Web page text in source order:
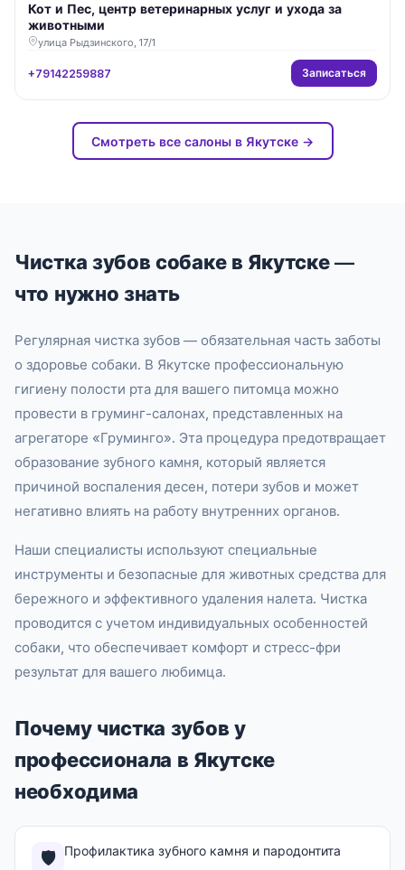
Кот и Пес, центр ветеринарных услуг и ухода за
животными
улица Рыдзинского, 17/1
+79142259887 Записаться
Смотреть все салоны в Якутске →
Чистка зубов собаке в Якутске —
что нужно знать
Регулярная чистка зубов — обязательная часть заботы
о здоровье собаки. В Якутске профессиональную
гигиену полости рта для вашего питомца можно
провести в груминг-салонах, представленных на
агрегаторе «Груминго». Эта процедура предотвращает
образование зубного камня, который является
причиной воспаления десен, потери зубов и может
негативно влиять на работу внутренних органов.
Наши специалисты используют специальные
инструменты и безопасные для животных средства для
бережного и эффективного удаления налета. Чистка
проводится с учетом индивидуальных особенностей
собаки, что обеспечивает комфорт и стресс-фри
результат для вашего любимца.
Почему чистка зубов у
профессионала в Якутске
необходима
🛡️ Профилактика зубного камня и пародонтита